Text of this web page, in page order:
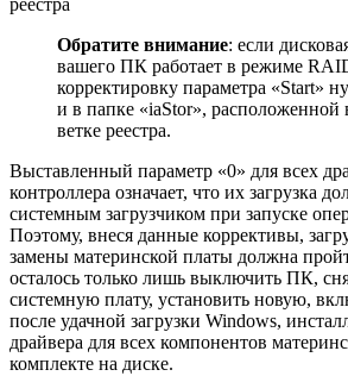
Обратите внимание: если
вашего ПК работает в режиме
корректировку параметра «Start»
и в папке «iaStor», расположенной
ветке реестра.
Выставленный параметр «0» для всех
контроллера означает, что их загрузка
системным загрузчиком при запуске
Поэтому, внеся данные коррективы,
замены материнской платы должна
осталось только лишь выключить ПК,
системную плату, установить новую,
после удачной загрузки Windows,
драйвера для всех компонентов
комплекте на диске.